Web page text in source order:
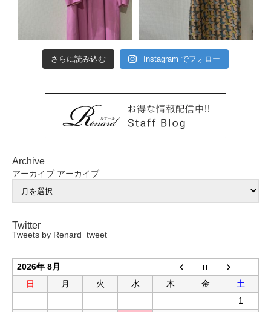
さらに読み込む Instagram でフォロー
Archive
アーカイブ アーカイブ
Twitter
Tweets by Renard_tweet
2026年 8月
日
月 火 水 木 金
土
1